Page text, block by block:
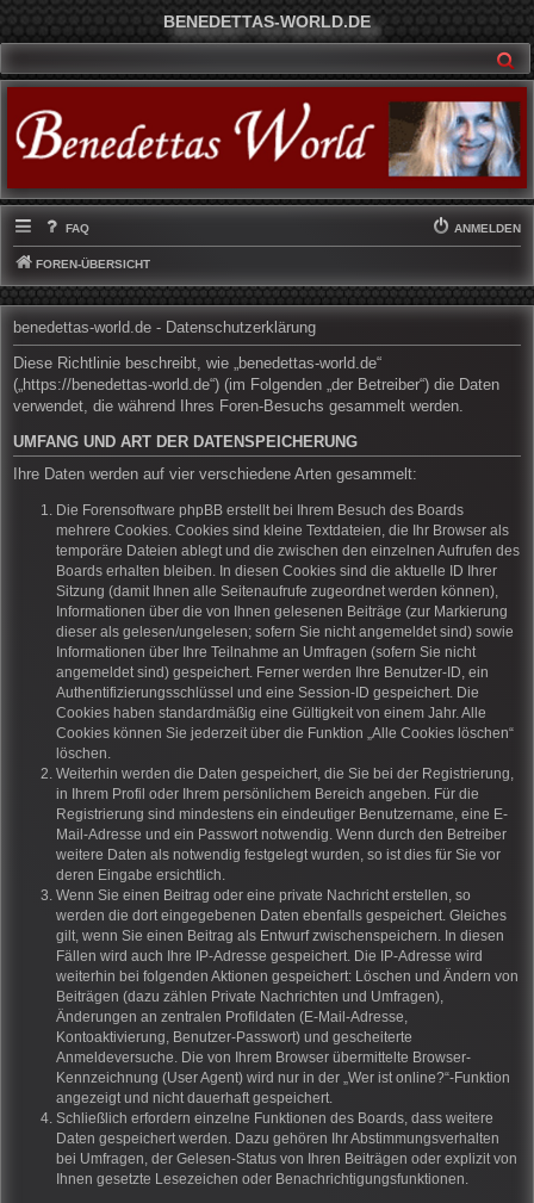
BENEDETTAS-WORLD.DE
FAQ ANMELDEN
FOREN-ÜBERSICHT
benedettas-world.de - Datenschutzerklärung
Diese Richtlinie beschreibt, wie „benedettas-world.de“
(„https://benedettas-world.de“) (im Folgenden „der Betreiber“) die Daten
verwendet, die während Ihres Foren-Besuchs gesammelt werden.
UMFANG UND ART DER DATENSPEICHERUNG
Ihre Daten werden auf vier verschiedene Arten gesammelt:
Die Forensoftware phpBB erstellt bei Ihrem Besuch des Boards
mehrere Cookies. Cookies sind kleine Textdateien, die Ihr Browser als
temporäre Dateien ablegt und die zwischen den einzelnen Aufrufen des
Boards erhalten bleiben. In diesen Cookies sind die aktuelle ID Ihrer
Sitzung (damit Ihnen alle Seitenaufrufe zugeordnet werden können),
Informationen über die von Ihnen gelesenen Beiträge (zur Markierung
dieser als gelesen/ungelesen; sofern Sie nicht angemeldet sind) sowie
Informationen über Ihre Teilnahme an Umfragen (sofern Sie nicht
angemeldet sind) gespeichert. Ferner werden Ihre Benutzer-ID, ein
Authentifizierungsschlüssel und eine Session-ID gespeichert. Die
Cookies haben standardmäßig eine Gültigkeit von einem Jahr. Alle
Cookies können Sie jederzeit über die Funktion „Alle Cookies löschen“
löschen.
Weiterhin werden die Daten gespeichert, die Sie bei der Registrierung,
in Ihrem Profil oder Ihrem persönlichem Bereich angeben. Für die
Registrierung sind mindestens ein eindeutiger Benutzername, eine E-
Mail-Adresse und ein Passwort notwendig. Wenn durch den Betreiber
weitere Daten als notwendig festgelegt wurden, so ist dies für Sie vor
deren Eingabe ersichtlich.
Wenn Sie einen Beitrag oder eine private Nachricht erstellen, so
werden die dort eingegebenen Daten ebenfalls gespeichert. Gleiches
gilt, wenn Sie einen Beitrag als Entwurf zwischenspeichern. In diesen
Fällen wird auch Ihre IP-Adresse gespeichert. Die IP-Adresse wird
weiterhin bei folgenden Aktionen gespeichert: Löschen und Ändern von
Beiträgen (dazu zählen Private Nachrichten und Umfragen),
Änderungen an zentralen Profildaten (E-Mail-Adresse,
Kontoaktivierung, Benutzer-Passwort) und gescheiterte
Anmeldeversuche. Die von Ihrem Browser übermittelte Browser-
Kennzeichnung (User Agent) wird nur in der „Wer ist online?“-Funktion
angezeigt und nicht dauerhaft gespeichert.
Schließlich erfordern einzelne Funktionen des Boards, dass weitere
Daten gespeichert werden. Dazu gehören Ihr Abstimmungsverhalten
bei Umfragen, der Gelesen-Status von Ihren Beiträgen oder explizit von
Ihnen gesetzte Lesezeichen oder Benachrichtigungsfunktionen.